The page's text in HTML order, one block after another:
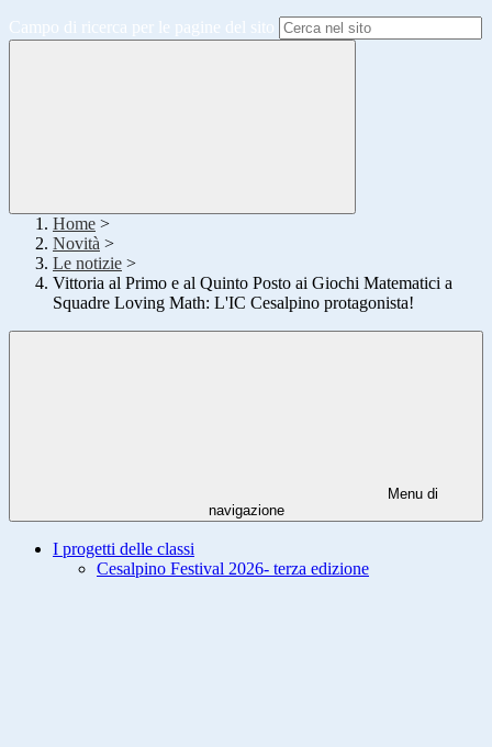
Campo di ricerca per le pagine del sito
Home >
Novità >
Le notizie >
Vittoria al Primo e al Quinto Posto ai Giochi Matematici a
Squadre Loving Math: L'IC Cesalpino protagonista!
Menu di
navigazione
I progetti delle classi
Cesalpino Festival 2026- terza edizione